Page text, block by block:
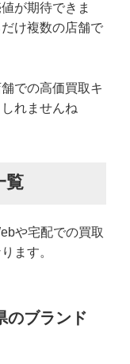
が期待できま
け複数の店舗で
での高価買取キ
れませんね
覧
や宅配での買取
ます。
のブランド